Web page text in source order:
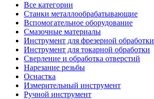
Все категории
Станки металлообрабатывающие
Вспомогательное оборудование
Смазочные материалы
Инструмент для фрезерной обработки
Инструмент для токарной обработки
Сверление и обработка отверстий
Нарезание резьбы
Оснастка
Измерительный инструмент
Ручной инструмент